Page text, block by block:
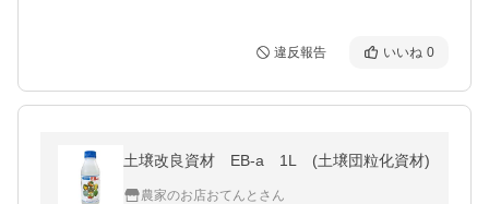
違反報告 いいね 0
土壌改良資材 EB-a 1L (土壌団粒化資材)
農家のお店おてんとさん